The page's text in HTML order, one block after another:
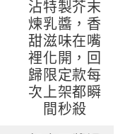
沾特製芥末
煉乳醬，香
甜滋味在嘴
裡化開，回
歸限定款每
次上架都瞬
間秒殺